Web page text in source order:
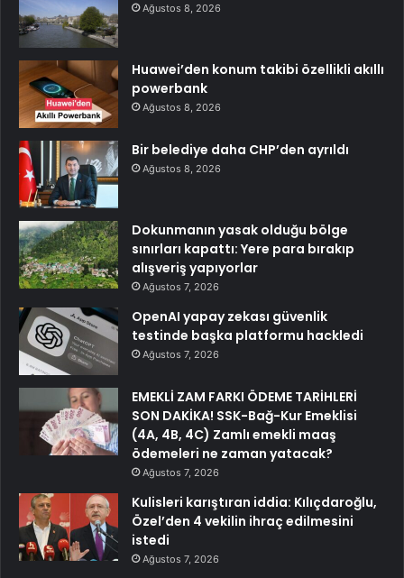
Ağustos 8, 2026
Huawei’den konum takibi özellikli akıllı
powerbank
Ağustos 8, 2026
Bir belediye daha CHP’den ayrıldı
Ağustos 8, 2026
Dokunmanın yasak olduğu bölge
sınırları kapattı: Yere para bırakıp
alışveriş yapıyorlar
Ağustos 7, 2026
OpenAI yapay zekası güvenlik
testinde başka platformu hackledi
Ağustos 7, 2026
EMEKLİ ZAM FARKI ÖDEME TARİHLERİ
SON DAKİKA! SSK-Bağ-Kur Emeklisi
(4A, 4B, 4C) Zamlı emekli maaş
ödemeleri ne zaman yatacak?
Ağustos 7, 2026
Kulisleri karıştıran iddia: Kılıçdaroğlu,
Özel’den 4 vekilin ihraç edilmesini
istedi
Ağustos 7, 2026